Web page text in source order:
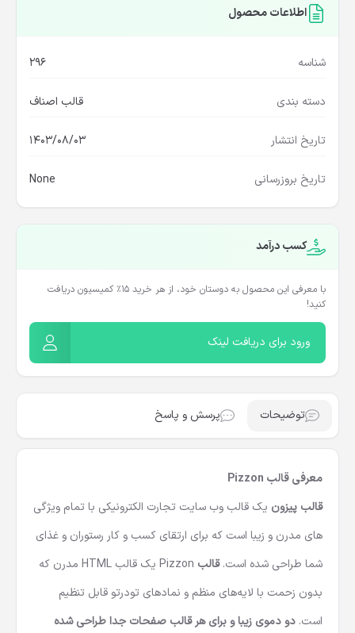
اطلاعات محصول
شناسه 296
دسته بندی قالب اصناف
تاریخ انتشار 1403/08/03
تاریخ بروزرسانی None
کسب درآمد
با معرفی این محصول به دوستان خود، از هر خرید ۱۵٪ کمیسیون دریافت
کنید!
ورود برای دریافت لینک
توضیحات پرسش و پاسخ
معرفی قالب Pizzon
قالب پیزون یک قالب وب سایت تجارت الکترونیکی با تمام ویژگی
های مدرن و زیبا است که برای ارتقای کسب و کار رستوران و غذای
شما طراحی شده است.قالب قالب HTML
مدرن که
بدون زحمت با لایه‌های منظم و نمادهای تودرتو قابل تنظیم
است. دو دموی زیبا و برای هر قالب صفحات جدا طراحی شده